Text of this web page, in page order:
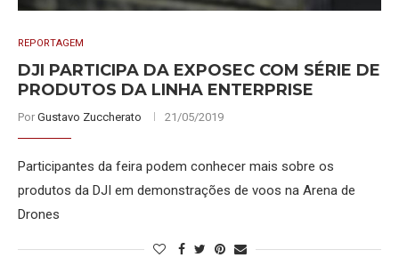
REPORTAGEM
DJI PARTICIPA DA EXPOSEC COM SÉRIE DE
PRODUTOS DA LINHA ENTERPRISE
Por Gustavo Zuccherato 21/05/2019
Participantes da feira podem conhecer mais sobre os
produtos da DJI em demonstrações de voos na Arena de
Drones